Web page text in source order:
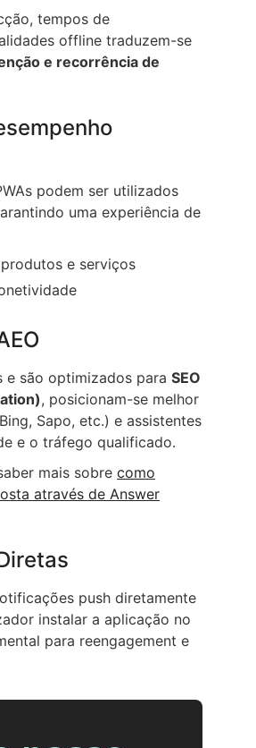
tempos de
offline traduzem-se
e recorrência de
podem ser utilizados
uma experiência de
e serviços
e são optimizados para SEO
, posicionam-se melhor
Sapo, etc.) e assistentes
e o tráfego qualificado.
mais sobre como
através de Answer
push diretamente
instalar a aplicação no
para reengagement e